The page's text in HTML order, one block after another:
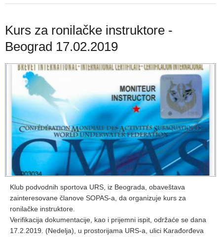
Kurs za ronilačke instruktore -
Beograd 17.02.2019
Klub podvodnih sportova URS, iz Beograda, obaveštava
zainteresovane članove SOPAS-a, da organizuje kurs za
ronilačke instruktore.
Verifikacija dokumentacije, kao i prijemni ispit, održaće se dana
17.2.2019. (Nedelja), u prostorijama URS-a, ulici Karađorđeva